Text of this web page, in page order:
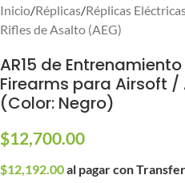
Inicio/Réplicas/Réplicas
Rifles de Asalto (AEG)
AR15 de Entrenamiento
Firearms para Airsoft /
(Color: Negro)
$12,700.00
$12,192.00al pagar con